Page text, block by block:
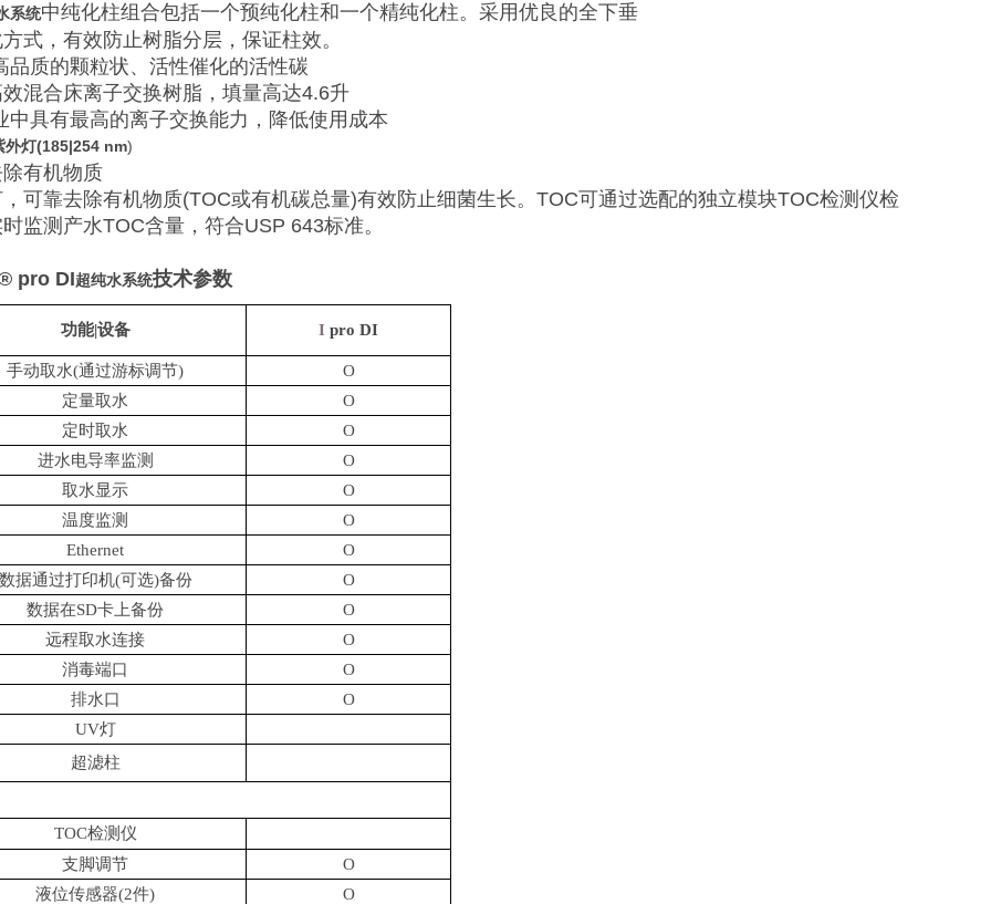
系统中纯化柱组合包括一个预纯化柱和一个精纯化柱。采用优良的全下垂
式，有效防止树脂分层，保证柱效。
品质的颗粒状、活性催化的活性碳
混合床离子交换树脂，填量高达4.6升
中具有最高的离子交换能力，降低使用成本
外灯(185|254 nm)
有机物质
可靠去除有机物质(TOC或有机碳总量)有效防止细菌生长。TOC可通过选配的独立模块TOC检测仪检
监测产水TOC含量，符合USP 643标准。
pro DI超纯水系统技术参数
功能|设备 I pro DI
手动取水(通过游标调节)
O
定量取水
O
定时取水
O
进水电导率监测
O
取水显示
O
温度监测
O
Ethernet
O
数据通过打印机(可选)备份
O
数据在SD卡上备份
O
远程取水连接
O
消毒端口
O
排水口
O
UV灯
超滤柱
TOC检测仪
支脚调节
O
液位传感器(2件)
O